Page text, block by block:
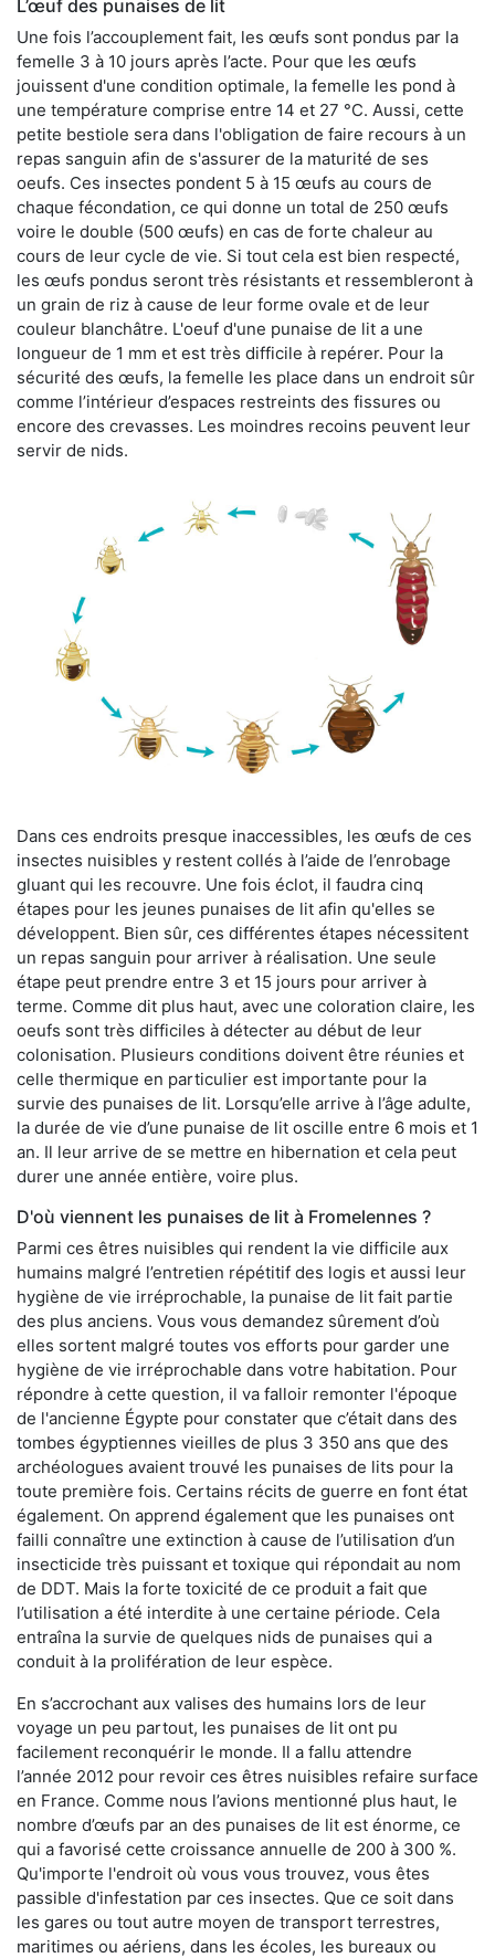
L’œuf des punaises de lit
Une fois l’accouplement fait, les œufs sont pondus par la
femelle 3 à 10 jours après l’acte. Pour que les œufs
jouissent d'une condition optimale, la femelle les pond à
une température comprise entre 14 et 27 °C. Aussi, cette
petite bestiole sera dans l'obligation de faire recours à un
repas sanguin afin de s'assurer de la maturité de ses
oeufs. Ces insectes pondent 5 à 15 œufs au cours de
chaque fécondation, ce qui donne un total de 250 œufs
voire le double (500 œufs) en cas de forte chaleur au
cours de leur cycle de vie. Si tout cela est bien respecté,
les œufs pondus seront très résistants et ressembleront à
un grain de riz à cause de leur forme ovale et de leur
couleur blanchâtre. L'oeuf d'une punaise de lit a une
longueur de 1 mm et est très difficile à repérer. Pour la
sécurité des œufs, la femelle les place dans un endroit sûr
comme l’intérieur d’espaces restreints des fissures ou
encore des crevasses. Les moindres recoins peuvent leur
servir de nids.
Dans ces endroits presque inaccessibles, les œufs de ces
insectes nuisibles y restent collés à l’aide de l’enrobage
gluant qui les recouvre. Une fois éclot, il faudra cinq
étapes pour les jeunes punaises de lit afin qu'elles se
développent. Bien sûr, ces différentes étapes nécessitent
un repas sanguin pour arriver à réalisation. Une seule
étape peut prendre entre 3 et 15 jours pour arriver à
terme. Comme dit plus haut, avec une coloration claire, les
oeufs sont très difficiles à détecter au début de leur
colonisation. Plusieurs conditions doivent être réunies et
celle thermique en particulier est importante pour la
survie des punaises de lit. Lorsqu’elle arrive à l’âge adulte,
la durée de vie d’une punaise de lit oscille entre 6 mois et 1
an. Il leur arrive de se mettre en hibernation et cela peut
durer une année entière, voire plus.
D'où viennent les punaises de lit à Fromelennes ?
Parmi ces êtres nuisibles qui rendent la vie difficile aux
humains malgré l’entretien répétitif des logis et aussi leur
hygiène de vie irréprochable, la punaise de lit fait partie
des plus anciens. Vous vous demandez sûrement d’où
elles sortent malgré toutes vos efforts pour garder une
hygiène de vie irréprochable dans votre habitation. Pour
répondre à cette question, il va falloir remonter l'époque
de l'ancienne Égypte pour constater que c’était dans des
tombes égyptiennes vieilles de plus 3 350 ans que des
archéologues avaient trouvé les punaises de lits pour la
toute première fois. Certains récits de guerre en font état
également. On apprend également que les punaises ont
failli connaître une extinction à cause de l’utilisation d’un
insecticide très puissant et toxique qui répondait au nom
de DDT. Mais la forte toxicité de ce produit a fait que
l’utilisation a été interdite à une certaine période. Cela
entraîna la survie de quelques nids de punaises qui a
conduit à la prolifération de leur espèce.
En s’accrochant aux valises des humains lors de leur
voyage un peu partout, les punaises de lit ont pu
facilement reconquérir le monde. Il a fallu attendre
l’année 2012 pour revoir ces êtres nuisibles refaire surface
en France. Comme nous l’avions mentionné plus haut, le
nombre d’œufs par an des punaises de lit est énorme, ce
qui a favorisé cette croissance annuelle de 200 à 300 %.
Qu'importe l'endroit où vous vous trouvez, vous êtes
passible d'infestation par ces insectes. Que ce soit dans
les gares ou tout autre moyen de transport terrestres,
maritimes ou aériens, dans les écoles, les bureaux ou